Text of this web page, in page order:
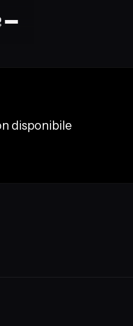
disponibile